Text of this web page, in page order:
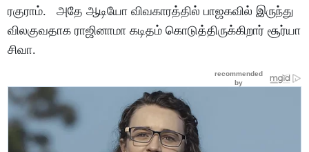
ரகுராம். அதே ஆடியோ விவகாரத்தில் பாஜகவில் இருந்து
விலகுவதாக ராஜினாமா கடிதம் கொடுத்திருக்கிறார் சூர்யா
சிவா.